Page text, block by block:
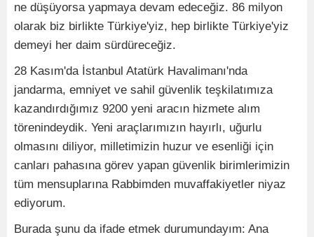
ne düşüyorsa yapmaya devam edeceğiz. 86 milyon
olarak biz birlikte Türkiye'yiz, hep birlikte Türkiye'yiz
demeyi her daim sürdüreceğiz.
28 Kasım'da İstanbul Atatürk Havalimanı'nda
jandarma, emniyet ve sahil güvenlik teşkilatımıza
kazandırdığımız 9200 yeni aracın hizmete alım
törenindeydik. Yeni araçlarımızın hayırlı, uğurlu
olmasını diliyor, milletimizin huzur ve esenliği için
canları pahasına görev yapan güvenlik birimlerimizin
tüm mensuplarına Rabbimden muvaffakiyetler niyaz
ediyorum.
Burada şunu da ifade etmek durumundayım: Ana